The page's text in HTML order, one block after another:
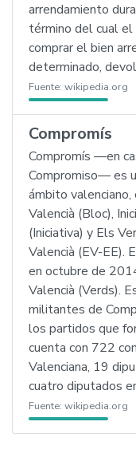
arrendamiento
término del cual
comprar el bien
determinado,
Fuente: wikipedia.org
Compromís
Compromís —en
Compromiso— es
ámbito
Valencià (Bloc),
(Iniciativa) y Els
Valencià (EV-EE).
en octubre de
Valencià (Verds).
militantes de
los partidos que
cuenta con 722
Valenciana, 19
cuatro diputados
Fuente: wikipedia.org